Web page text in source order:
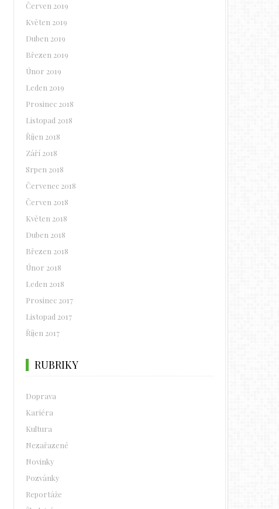
Červen 2019
Květen 2019
Duben 2019
Březen 2019
Únor 2019
Leden 2019
Prosinec 2018
Listopad 2018
Říjen 2018
Září 2018
Srpen 2018
Červenec 2018
Červen 2018
Květen 2018
Duben 2018
Březen 2018
Únor 2018
Leden 2018
Prosinec 2017
Listopad 2017
Říjen 2017
RUBRIKY
Doprava
Kariéra
Kultura
Nezařazené
Novinky
Pozvánky
Reportáže